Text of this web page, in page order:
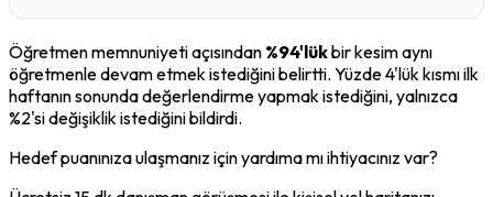
Öğretmen memnuniyeti açısından %94'lük bir kesim aynı
öğretmenle devam etmek istediğini belirtti. Yüzde 4'lük kısmı ilk
haftanın sonunda değerlendirme yapmak istediğini, yalnızca
%2'si değişiklik istediğini bildirdi.
Hedef puanınıza ulaşmanız için yardıma mı ihtiyacınız var?